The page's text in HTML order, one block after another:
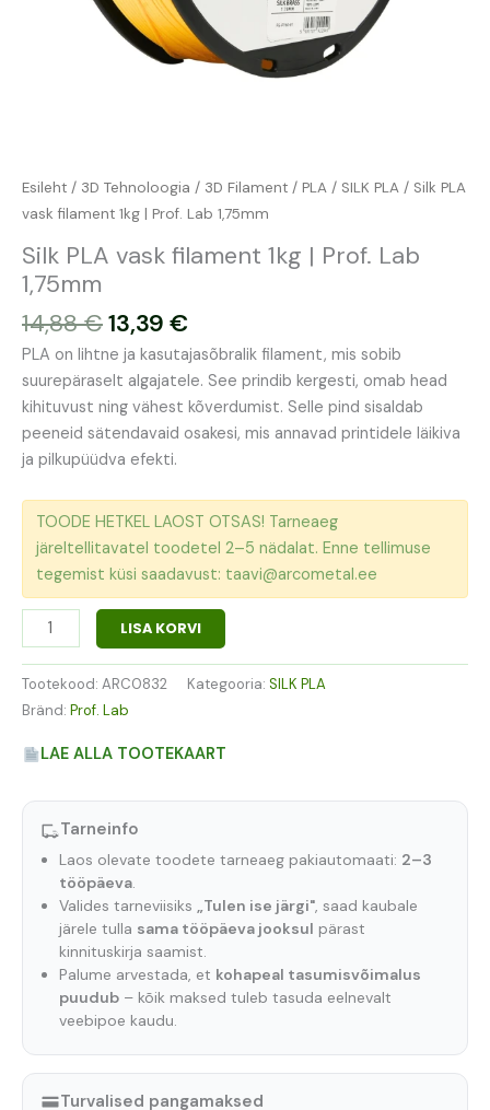
Esileht / 3D Tehnoloogia / 3D Filament / PLA / SILK PLA / Silk PLA
vask filament 1kg | Prof. Lab 1,75mm
Silk PLA vask filament 1kg | Prof. Lab
1,75mm
14,88€13,39 €
PLA on lihtne ja kasutajasõbralik filament, mis sobib
suurepäraselt algajatele. See prindib kergesti, omab head
kihituvust ning vähest kõverdumist. Selle pind sisaldab
peeneid sätendavaid osakesi, mis annavad printidele läikiva
ja pilkupüüdva efekti.
TOODE HETKEL LAOST OTSAS! Tarneaeg
järeltellitavatel toodetel 2–5 nädalat. Enne tellimuse
tegemist küsi saadavust: taavi@arcometal.ee
LISA KORVI
Tootekood: ARC0832 Kategooria: SILK PLA
Bränd: Prof. Lab
LAE ALLA TOOTEKAART
Tarneinfo
Laos olevate toodete tarneaeg pakiautomaati: 2–3
tööpäeva.
Valides tarneviisiks „Tulen ise järgi", saad kaubale
järele tulla sama tööpäeva jooksul pärast
kinnituskirja saamist.
Palume arvestada, et kohapeal tasumisvõimalus
puudub– kõik maksed tuleb tasuda eelnevalt
veebipoe kaudu.
Turvalised pangamaksed